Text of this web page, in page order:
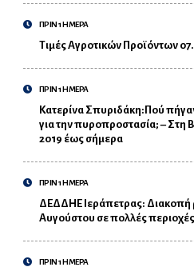
ΠΡΙΝ 1 ΗΜΕΡΑ
Τιμές Αγροτικών Προϊόντων
ΠΡΙΝ 1 ΗΜΕΡΑ
Κατερίνα Σπυριδάκη:Πού
για την πυροπροστασία; – Στη
2019 έως σήμερα
ΠΡΙΝ 1 ΗΜΕΡΑ
ΔΕΔΔΗΕ Ιεράπετρας: Διακοπή
Αυγούστου σε πολλές περιοχές
ΠΡΙΝ 1 ΗΜΕΡΑ